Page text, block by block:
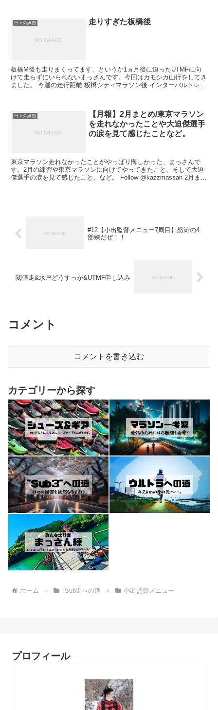
日々の練習 走りすぎた板橋後
板橋M後も走りまくってます、というか1ヵ月後に迫ったUTMFに向
けて走らずにいられないまっさんです。今回はカモシカ山行をしてき
ました。 今週の走行距離 板橋シティマラソン後 インターバルトレー
日々の練習
【月報】2月まとめ/東京マラソン
を走れなかったことや大迫傑選手
の涙を見て感じたことなど。
東京マラソン走れなかったことがやっぱり悔しかった、まっさんで
す。2月の練習や東京マラソンに向けてやってきたこと、そして大迫
傑選手の涙を見て感じたこと、など。 Follow @kazzmassan 2月まと
#12【小出監督メニュー7周目】怒涛の4
部練だぜ！！
閾値走&水戸どうすっか&UTMF申し込み
コメント
コメントを書き込む
カテゴリーから探す
ホーム "Sub3"への道 小出監督メニュー
プロフィール